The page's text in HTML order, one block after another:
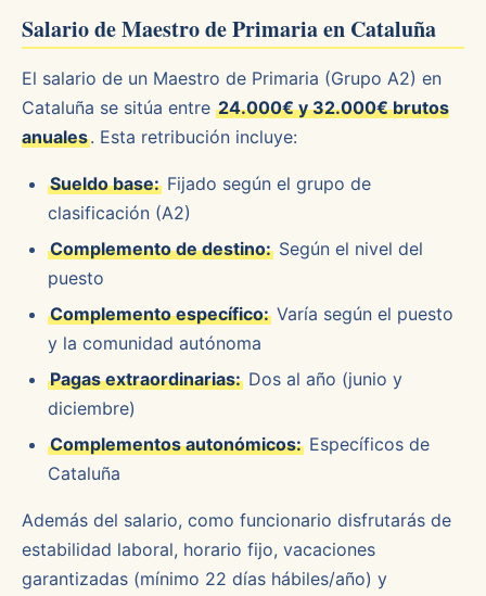
Salario de Maestro de Primaria en Cataluña
El salario de un Maestro de Primaria (Grupo A2) en
Cataluña se sitúa entre 24.000€ y 32.000€ brutos
anuales. Esta retribución incluye:
Sueldo base: Fijado según el grupo de
clasificación (A2)
Complemento de destino: Según el nivel del
puesto
Complemento específico: Varía según el puesto
y la comunidad autónoma
Pagas extraordinarias: Dos al año (junio y
diciembre)
Complementos autonómicos: Específicos de
Cataluña
Además del salario, como funcionario disfrutarás de
estabilidad laboral, horario fijo, vacaciones
garantizadas (mínimo 22 días hábiles/año) y